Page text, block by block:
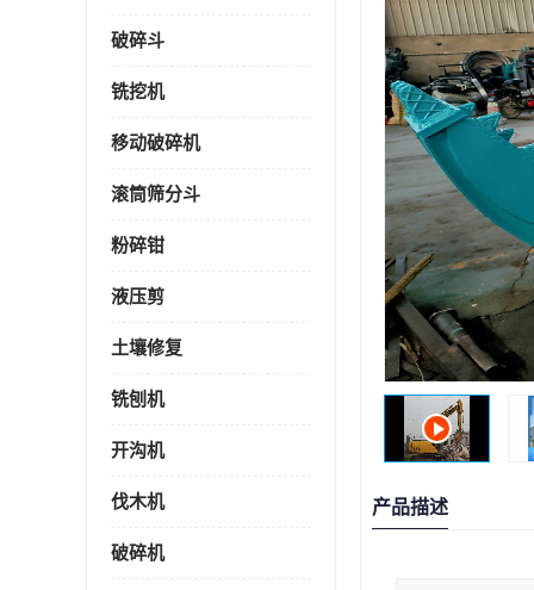
破碎斗
铣挖机
移动破碎机
滚筒筛分斗
粉碎钳
液压剪
土壤修复
铣刨机
开沟机
伐木机
破碎机
产品描述